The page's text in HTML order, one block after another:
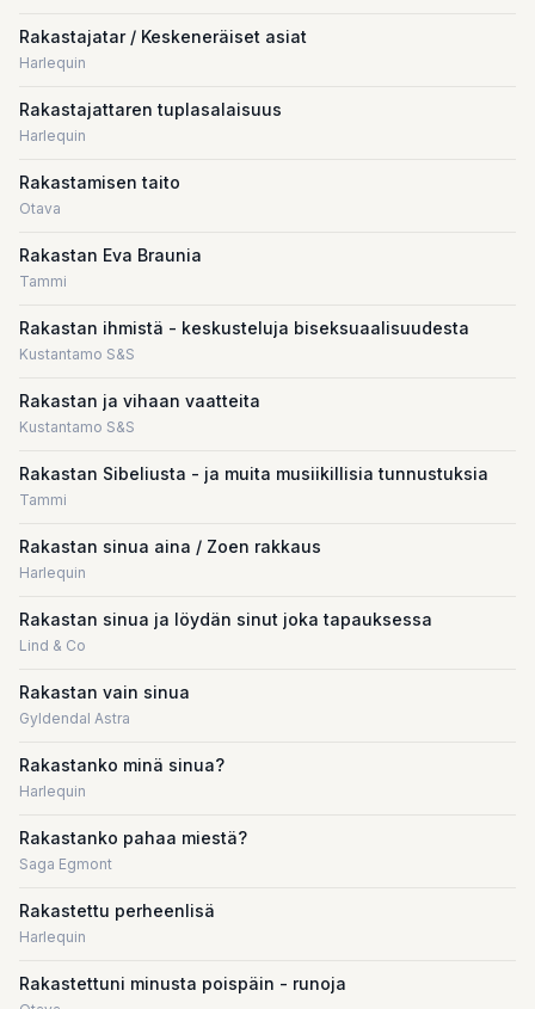
Rakastajatar / Keskeneräiset asiat
Harlequin
Rakastajattaren tuplasalaisuus
Harlequin
Rakastamisen taito
Otava
Rakastan Eva Braunia
Tammi
Rakastan ihmistä - keskusteluja biseksuaalisuudesta
Kustantamo S&S
Rakastan ja vihaan vaatteita
Kustantamo S&S
Rakastan Sibeliusta - ja muita musiikillisia tunnustuksia
Tammi
Rakastan sinua aina / Zoen rakkaus
Harlequin
Rakastan sinua ja löydän sinut joka tapauksessa
Lind & Co
Rakastan vain sinua
Gyldendal Astra
Rakastanko minä sinua?
Harlequin
Rakastanko pahaa miestä?
Saga Egmont
Rakastettu perheenlisä
Harlequin
Rakastettuni minusta poispäin - runoja